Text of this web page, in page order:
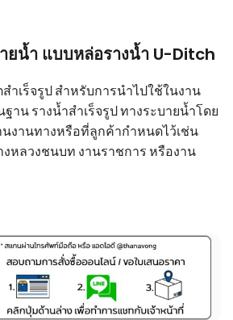
ยน้ำ แบบหล่อรางน้ำ U-Ditch
ำเร็จรูป สำหรับการนำไปใช้ในงาน
าน รางน้ำสำเร็จรูป ทางระบายน้ำโดย
งานทางหรือที่ลูกค้ากำหนดไว้เช่น
หลวงชนบท งานราชการ หรืองาน